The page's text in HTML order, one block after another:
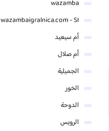
wazamba
wazambaigralnica.com - SI
أم سيعيد
أم صلال
الجميلية
الخور
الدوحة
الرويس